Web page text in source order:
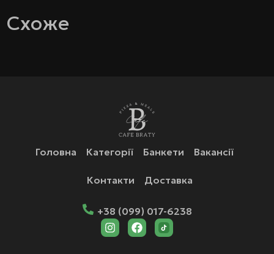
Схоже
Головна Категорії Банкети Вакансії
Контакти Доставка
+38 (099) 017-6238